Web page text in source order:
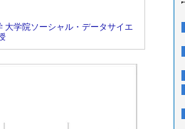
大学院ソーシャル・データサイエ